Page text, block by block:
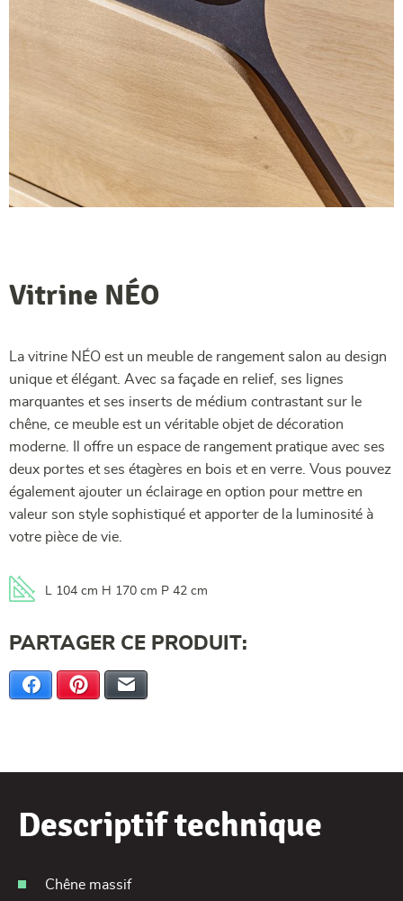
Vitrine NÉO
La vitrine NÉO est un meuble de rangement salon au design
unique et élégant. Avec sa façade en relief, ses lignes
marquantes et ses inserts de médium contrastant sur le
chêne, ce meuble est un véritable objet de décoration
moderne. Il offre un espace de rangement pratique avec ses
deux portes et ses étagères en bois et en verre. Vous pouvez
également ajouter un éclairage en option pour mettre en
valeur son style sophistiqué et apporter de la luminosité à
votre pièce de vie.
L 104 cm H 170 cm P 42 cm
PARTAGER CE PRODUIT:
Facebook Pinterest
Descriptif technique
Chêne massif